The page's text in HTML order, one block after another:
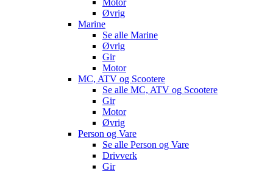
Øvrig
Marine
Se alle Marine
Øvrig
Gir
Motor
MC, ATV og Scootere
Se alle MC, ATV og Scootere
Gir
Motor
Øvrig
Person og Vare
Se alle Person og Vare
Drivverk
Gir